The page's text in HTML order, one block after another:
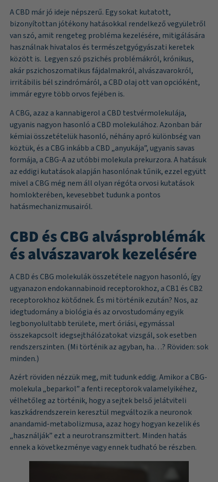
A CBD már jó ideje népszerű. Egy sokat kutatott,
bizonyítottan jótékony hatásokkal rendelkező vegyületről
van szó, amit rengeteg probléma kezelésére, mitigálására
használnak hivatalos és természetgyógyászati keretek
között is. Legyen szó pszichés problémákról, krónikus,
akár pszichoszomatikus fájdalmakról, alvászavarokról,
irritábilis bél szindrómáról, a CBD olaj ott van opcióként,
immár egyre több orvos fejében is.
A CBG, azaz a kannabigerol a CBD testvérmolekulája,
ugyanis nagyon hasonló a CBD molekulához. Azonban bár
kémiai összetételük hasonló, néhány apró különbség van
köztük, és a CBG inkább a CBD „anyukája”, ugyanis savas
formája, a CBG-A az utóbbi molekula prekurzora. A hatásuk
az eddigi kutatások alapján hasonlónak tűnik, ezzel együtt
mivel a CBG még nem áll olyan régóta orvosi kutatások
homlokterében, kevesebbet tudunk a pontos
hatásmechanizmusairól.
CBD és CBG alvásproblémák
és alvászavarok kezelésére
A CBD és CBG molekulák összetétele nagyon hasonló, így
ugyanazon endokannabinoid receptorokhoz, a CB1 és CB2
receptorokhoz kötődnek. És mi történik ezután? Nos, az
idegtudomány a biológia és az orvostudomány egyik
legbonyolultabb területe, mert óriási, egymással
összekapcsolt idegsejthálózatokat vizsgál, sok esetben
rendszerszinten. (Mi történik az agyban, ha…? Röviden: sok
minden.)
Azért röviden nézzük meg, mit tudunk eddig. Amikor a CBG-
molekula „beparkol” a fenti receptorok valamelyikéhez,
vélhetőleg az történik, hogy a sejtek belső jelátviteli
kaszkádrendszerein keresztül megváltozik a neuronok
anandamid-metabolizmusa, azaz hogy hogyan kezelik és
„használják” ezt a neurotranszmittert. Minden hatás
ennek a következménye vagy ennek tudható be részben.